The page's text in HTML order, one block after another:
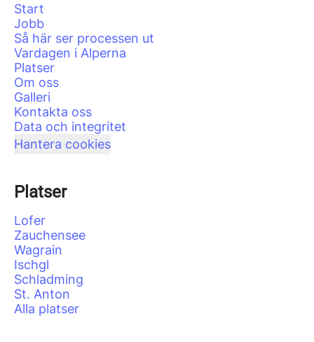
Start
Jobb
Så här ser processen ut
Vardagen i Alperna
Platser
Om oss
Galleri
Kontakta oss
Data och integritet
Hantera cookies
Platser
Lofer
Zauchensee
Wagrain
Ischgl
Schladming
St. Anton
Alla platser